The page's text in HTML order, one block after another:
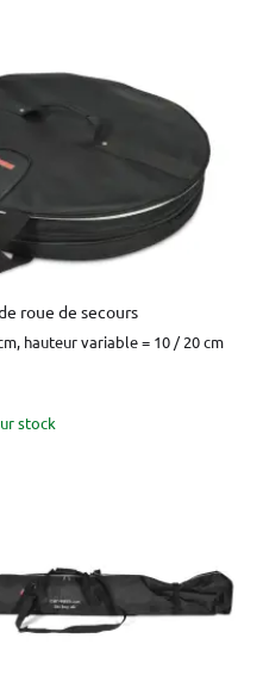
roue de secours
hauteur variable = 10 / 20 cm
stock